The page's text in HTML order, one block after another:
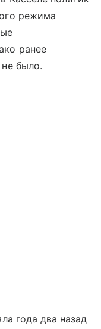
режима
ранее
было.
года два назад